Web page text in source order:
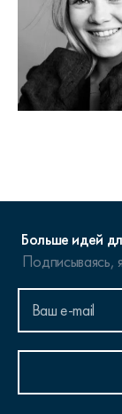
Больше идей
Подписываясь,